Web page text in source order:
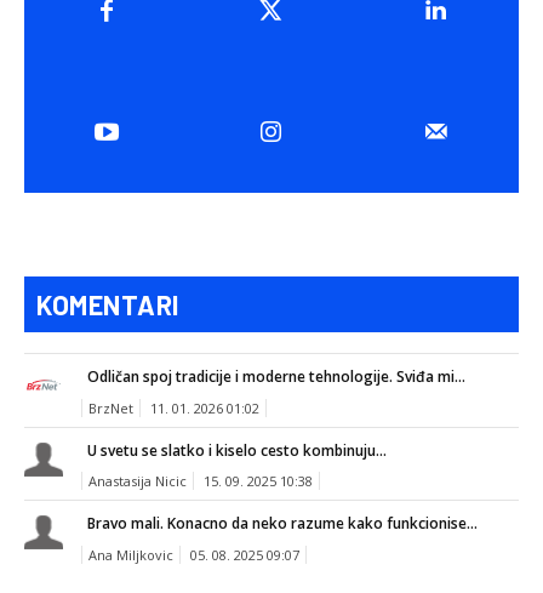
KOMENTARI
Odličan spoj tradicije i moderne tehnologije. Sviđa mi...
BrzNet 11. 01. 2026 01:02
U svetu se slatko i kiselo cesto kombinuju...
Anastasija Nicic 15. 09. 2025 10:38
Bravo mali. Konacno da neko razume kako funkcionise...
Ana Miljkovic 05. 08. 2025 09:07